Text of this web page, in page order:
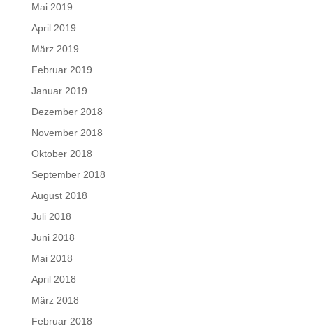
Mai 2019
April 2019
März 2019
Februar 2019
Januar 2019
Dezember 2018
November 2018
Oktober 2018
September 2018
August 2018
Juli 2018
Juni 2018
Mai 2018
April 2018
März 2018
Februar 2018